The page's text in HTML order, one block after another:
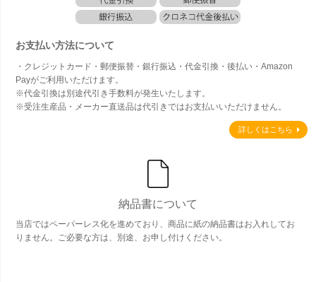
お支払い方法について
・クレジットカード・郵便振替・銀行振込・代金引換・後払い・Amazon
Payがご利用いただけます。
※代金引換は別途代引き手数料が発生いたします。
※受注生産品・メーカー直送品は代引きではお支払いいただけません。
詳しくはこちら
納品書について
当店ではペーパーレス化を進めており、商品に紙の納品書はお入れしてお
りません。ご必要な方は、別途、お申し付けください。